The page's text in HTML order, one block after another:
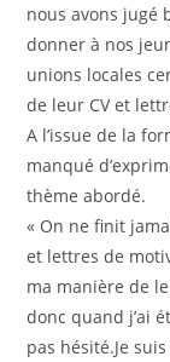
nous avons jugé
donner à nos
unions locales
de leur CV et
A l’issue de la
manqué
thème abordé.
« On ne finit
et lettres de
ma manière de
donc quand j’ai
pas hésité.Je